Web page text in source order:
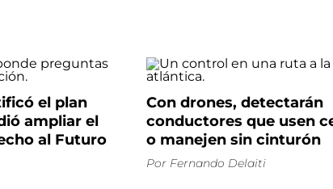
el plan
ampliar el
al Futuro
Con drones, detectarán
conductores que usen
o manejen sin cinturón
Por Fernando Delaiti